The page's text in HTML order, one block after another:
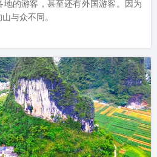
的游客，甚至还有外国游客。因为
与众不同。